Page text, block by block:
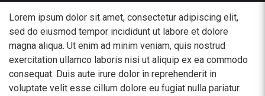
Lorem ipsum dolor sit amet, consectetur adipiscing elit,
sed do eiusmod tempor incididunt ut labore et dolore
magna aliqua. Ut enim ad minim veniam, quis nostrud
exercitation ullamco laboris nisi ut aliquip ex ea commodo
consequat. Duis aute irure dolor in reprehenderit in
voluptate velit esse cillum dolore eu fugiat nulla pariatur.